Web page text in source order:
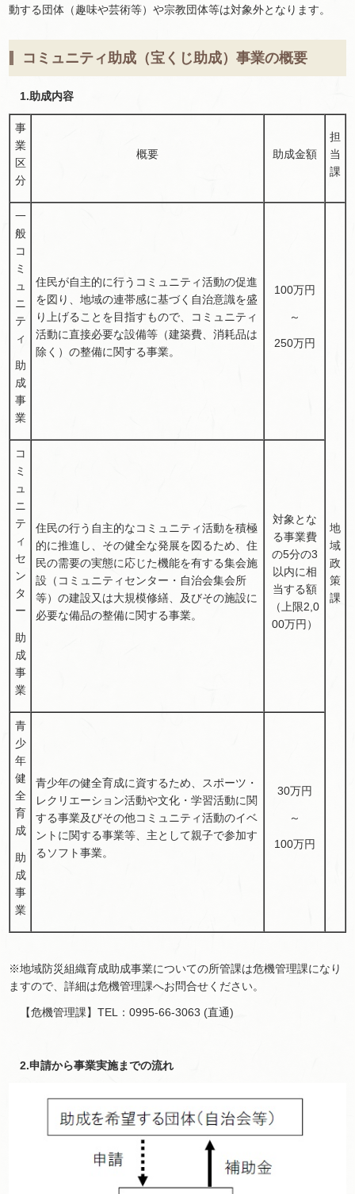
動する団体（趣味や芸術等）や宗教団体等は対象外となります。
コミュニティ助成（宝くじ助成）事業の概要
1.助成内容
事
業
区
分
概要 助成金額
担
当
課
一
般
コ
ミ
ュ
ニ
テ
ィ
助
成
事
業
住民が自主的に行うコミュニティ活動の促進
を図り、地域の連帯感に基づく自治意識を盛
り上げることを目指すもので、コミュニティ
活動に直接必要な設備等（建築費、消耗品は
除く）の整備に関する事業。
100万円
～
250万円
地
域
政
策
課
コ
ミ
ュ
ニ
テ
ィ
セ
ン
タ
ー
助
成
事
業
住民の行う自主的なコミュニティ活動を積極
的に推進し、その健全な発展を図るため、住
民の需要の実態に応じた機能を有する集会施
設（コミュニティセンター・自治会集会所
等）の建設又は大規模修繕、及びその施設に
必要な備品の整備に関する事業。
対象とな
る事業費
の5分の3
以内に相
当する額
（上限2,0
00万円）
青
少
年
健
全
育
成
助
成
事
業
青少年の健全育成に資するため、スポーツ・
レクリエーション活動や文化・学習活動に関
する事業及びその他コミュニティ活動のイベ
ントに関する事業等、主として親子で参加す
るソフト事業。
30万円
～
100万円
※地域防災組織育成助成事業についての所管課は危機管理課になり
ますので、詳細は危機管理課へお問合せください。
【危機管理課】TEL：0995-66-3063 (直通)
2.申請から事業実施までの流れ